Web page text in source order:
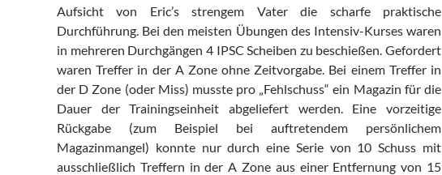
Aufsicht von Eric’s strengem Vater die scharfe praktische
Durchführung. Bei den meisten Übungen des Intensiv-Kurses waren
in mehreren Durchgängen 4 IPSC Scheiben zu beschießen. Gefordert
waren Treffer in der A Zone ohne Zeitvorgabe. Bei einem Treffer in
der D Zone (oder Miss) musste pro „Fehlschuss“ ein Magazin für die
Dauer der Trainingseinheit abgeliefert werden. Eine vorzeitige
Rückgabe (zum Beispiel bei auftretendem persönlichem
Magazinmangel) konnte nur durch eine Serie von 10 Schuss mit
ausschließlich Treffern in der A Zone aus einer Entfernung von 15